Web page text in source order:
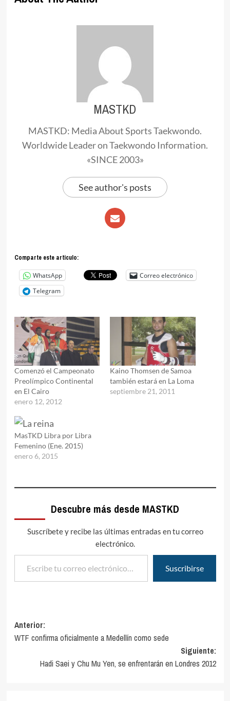
MASTKD
MASTKD: Media About Sports Taekwondo.
Worldwide Leader on Taekwondo Information.
«SINCE 2003»
See author's posts
Comparte este articulo:
WhatsApp
Correo electrónico
Telegram
Comenzó el Campeonato
Preolímpico Continental
en El Cairo
enero 12, 2012
Kaino Thomsen de Samoa
también estará en La Loma
septiembre 21, 2011
MasTKD Libra por Libra
Femenino (Ene. 2015)
enero 6, 2015
Descubre más desde MASTKD
Suscríbete y recibe las últimas entradas en tu correo
electrónico.
Escribe tu correo electrónico…
Suscribirse
Navegación
de
entradas
Anterior:
WTF confirma oficialmente a Medellín como sede
Siguiente:
Hadi Saei y Chu Mu Yen, se enfrentarán en Londres 2012